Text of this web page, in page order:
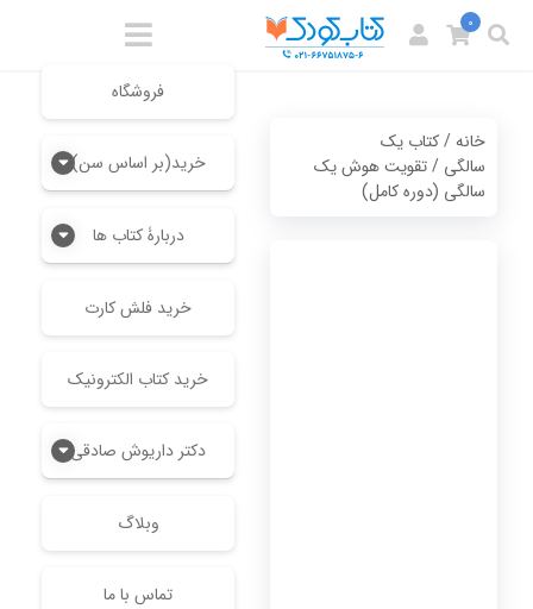
فروشگاه
خرید(بر اساس سن)
دربارۀ کتاب ها
خرید فلش کارت
خرید کتاب الکترونیک
دکتر داریوش صادقی
وبلاگ
تماس با ما
0
خانه/کتاب یک
سالگی / تقویت هوش یک
سالگی (دوره کامل)